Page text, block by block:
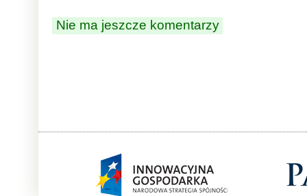
Nie ma jeszcze komentarzy